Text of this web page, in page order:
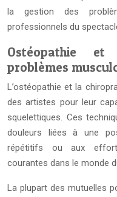
la gestion des
professionnels du
Ostéopathie
problèmes
L’ostéopathie et la
des artistes pour leur
squelettiques. Ces
douleurs liées à une
répétitifs ou aux
courantes dans le monde
La plupart des mutuelles